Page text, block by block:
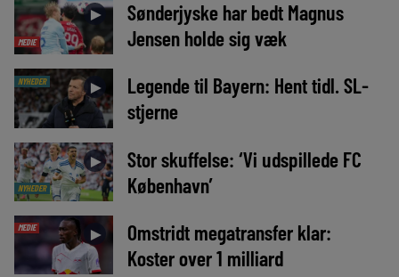
MEDIE
►
Sønderjyske har bedt Magnus
Jensen holde sig væk
NYHEDER ►
Legende til Bayern: Hent tidl. SL-
stjerne
NYHEDER
►
Stor skuffelse: ‘Vi udspillede FC
København’
MEDIE ►
Omstridt megatransfer klar:
Koster over 1 milliard